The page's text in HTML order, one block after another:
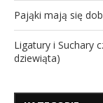
Pająki mają się
Ligatury i Suchary
dziewiąta)